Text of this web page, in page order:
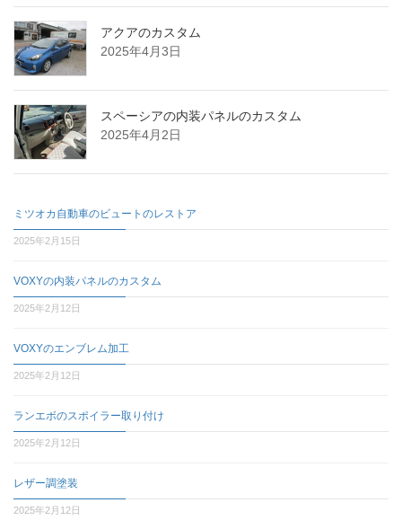
アクアのカスタム
2025年4月3日
スペーシアの内装パネルのカスタム
2025年4月2日
ミツオカ自動車のビュートのレストア
2025年2月15日
VOXYの内装パネルのカスタム
2025年2月12日
VOXYのエンブレム加工
2025年2月12日
ランエボのスポイラー取り付け
2025年2月12日
レザー調塗装
2025年2月12日